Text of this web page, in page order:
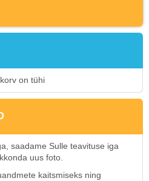
on tühi
saadame Sulle teavituse iga
uus foto.
kaitsmiseks ning